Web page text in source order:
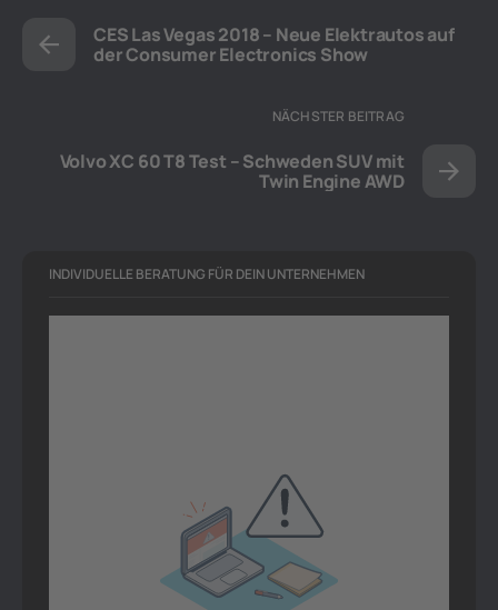
CES Las Vegas 2018 – Neue Elektrautos auf
der Consumer Electronics Show
NÄCHSTER BEITRAG
Volvo XC 60 T8 Test – Schweden SUV mit
Twin Engine AWD
INDIVIDUELLE BERATUNG FÜR DEIN UNTERNEHMEN